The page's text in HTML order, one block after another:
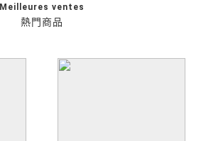
熱門商品
Meilleures ventes